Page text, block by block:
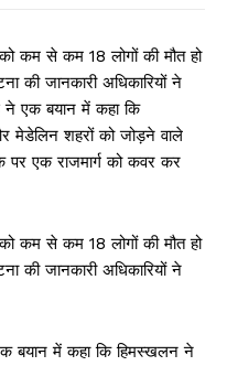
कम से कम 18 लोगों की मौत हो
की जानकारी अधिकारियों ने
ने एक बयान में कहा कि
मेडेलिन शहरों को जोड़ने वाले
पर एक राजमार्ग को कवर कर
कम से कम 18 लोगों की मौत हो
की जानकारी अधिकारियों ने
बयान में कहा कि हिमस्खलन ने